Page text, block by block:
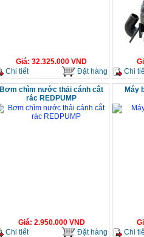
Giá: 32.325.000 VND
Chi tiết
Đặt hàng
Chi
Bơm chìm nước thải cánh cắt
rác REDPUMP
Giá: 2.950.000VND
Chi tiết
Đặt hàng
Máy
Chi